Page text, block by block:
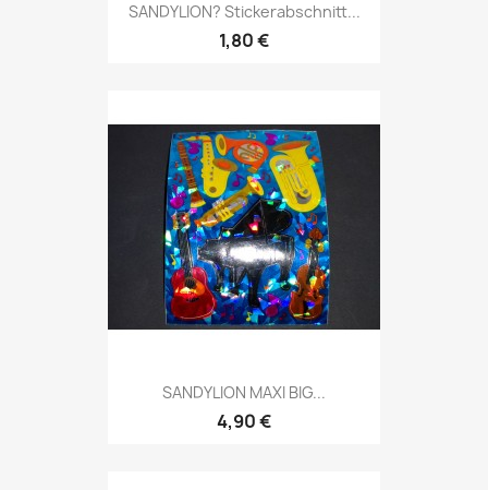
SANDYLION? Stickerabschnitt...
1,80 €
SANDYLION MAXI BIG...
4,90 €